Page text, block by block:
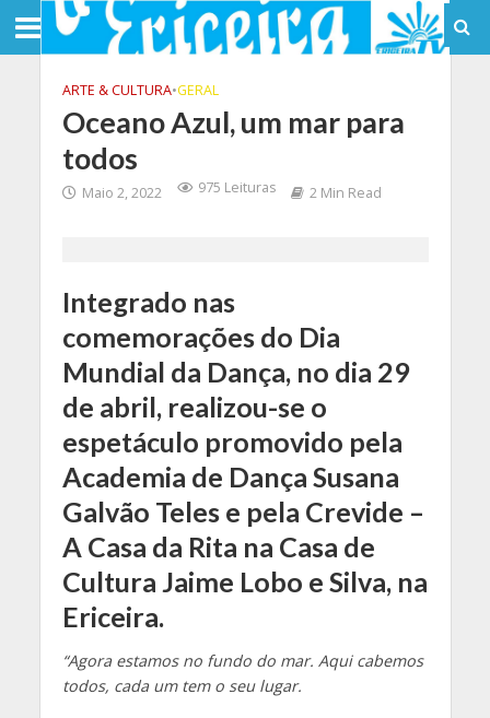
ARTE & CULTURA•GERAL
Oceano Azul, um mar para
todos
Maio 2, 2022 975 Leituras 2 Min Read
Integrado nas
comemorações do Dia
Mundial da Dança, no dia 29
de abril, realizou-se o
espetáculo promovido pela
Academia de Dança Susana
Galvão Teles e pela Crevide –
A Casa da Rita na Casa de
Cultura Jaime Lobo e Silva, na
Ericeira.
“Agora estamos no fundo do mar. Aqui cabemos
todos, cada um tem o seu lugar.